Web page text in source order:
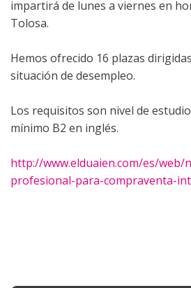
impartirá de lunes a viernes en
Tolosa.
Hemos ofrecido 16 plazas
situación de desempleo.
Los requisitos son nivel de
mínimo B2 en inglés.
http://www.elduaien.com/es/web/
profesional-para-compraventa-